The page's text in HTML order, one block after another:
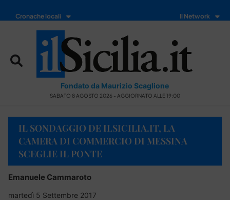
Cronache locali Il Network
Fondato da Maurizio Scaglione
SABATO 8 AGOSTO 2026 - AGGIORNATO ALLE 19:00
IL SONDAGGIO DE ILSICILIA.IT, LA
CAMERA DI COMMERCIO DI MESSINA
SCEGLIE IL PONTE
Emanuele Cammaroto
martedì 5 Settembre 2017